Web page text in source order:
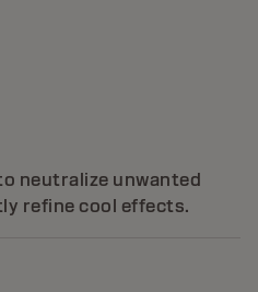
neutralize unwanted
refine cool effects.